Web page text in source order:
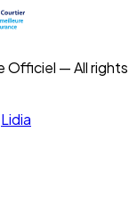
— All rights
Lidia